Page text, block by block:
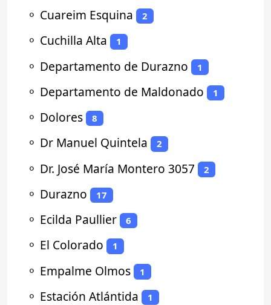
⚬ Cuareim Esquina 2
⚬ Cuchilla Alta 1
⚬ Departamento de Durazno 1
⚬ Departamento de Maldonado 1
⚬ Dolores 8
⚬ Dr Manuel Quintela 2
⚬ Dr. José María Montero 3057 2
⚬ Durazno 17
⚬ Ecilda Paullier 6
⚬ El Colorado 1
⚬ Empalme Olmos 1
⚬ Estación Atlántida 1